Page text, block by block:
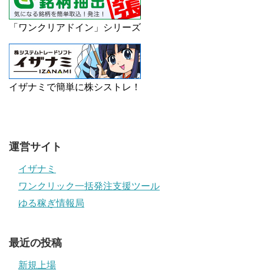
「ワンクリアドイン」シリーズ
イザナミで簡単に株シストレ！
運営サイト
イザナミ
ワンクリック一括発注支援ツール
ゆる稼ぎ情報局
最近の投稿
新規上場